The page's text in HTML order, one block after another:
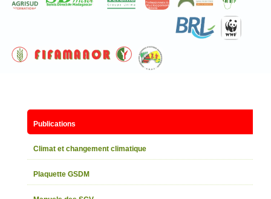
Publications
Climat et changement climatique
Plaquette GSDM